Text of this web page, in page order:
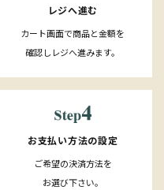
レジへ進む
カート画面で商品と金額を
確認しレジへ進みます。
お支払い方法の設定
ご希望の決済方法を
お選び下さい。